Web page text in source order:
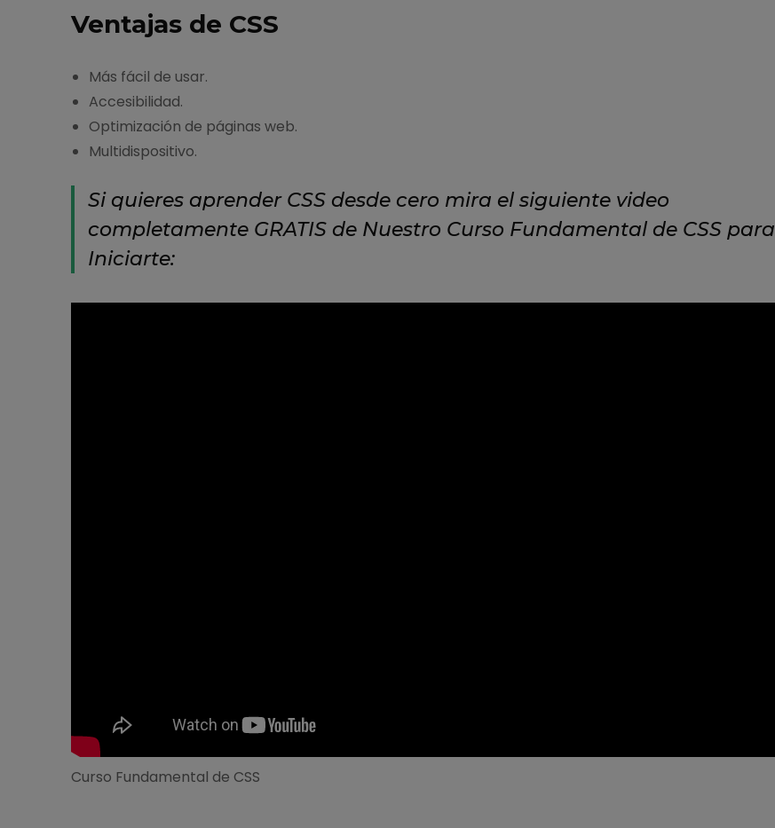
Ventajas de CSS
Más fácil de usar.
Accesibilidad.
Optimización de páginas web.
Multidispositivo.
Si quieres aprender CSS desde cero mira el siguiente video
completamente GRATIS de Nuestro Curso Fundamental de CSS para
Iniciarte:
Curso Fundamental de CSS